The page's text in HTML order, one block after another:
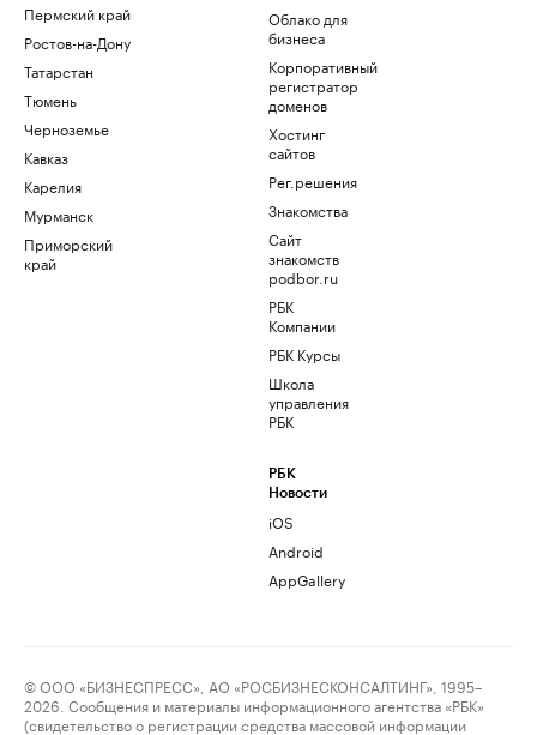
Пермский край
Ростов-на-Дону
Татарстан
Тюмень
Черноземье
Кавказ
Карелия
Мурманск
Приморский
край
Облако для
бизнеса
Корпоративный
регистратор
доменов
Хостинг
сайтов
Рег.решения
Знакомства
Сайт
знакомств
podbor.ru
РБК
Компании
РБК Курсы
Школа
управления
РБК
РБК
Новости
iOS
Android
AppGallery
© ООО «БИЗНЕСПРЕСС», АО «РОСБИЗНЕСКОНСАЛТИНГ», 1995–
2026. Сообщения и материалы информационного агентства «РБК»
(свидетельство о регистрации средства массовой информации